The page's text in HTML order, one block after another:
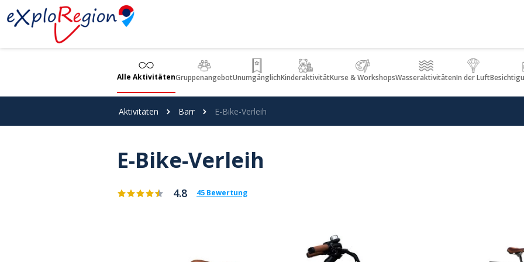
Cookie-Einstellungen
Alle AktivitätenGruppenangebotUnumgänglichKinderaktivitätKurse & WorkshopsWasseraktivitätenIn der Luft
Aktivitäten Barr E-Bike-Verleih
E-Bike-Verleih
4.8 45 Bewertung